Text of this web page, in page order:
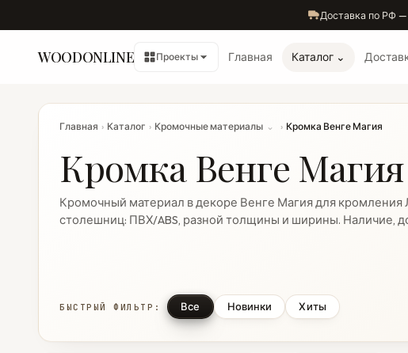
Доставка по РФ —
WOODONLINE Проекты Главная Каталог ⌄
Главная › Каталог › Кромочные материалы ⌄ › Кромка Венге Магия
Кромка Венге Магия
Кромочный материал в декоре Венге Магия для
столешниц: ПВХ/ABS, разной толщины и ширины. Наличие,
БЫСТРЫЙ ФИЛЬТР: Все Новинки Хиты